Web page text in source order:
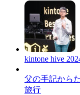
kintone hive
父の手記から
旅行